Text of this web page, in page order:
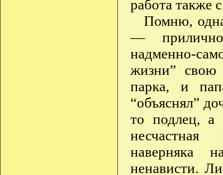
работа также
Помню,
— прилично
надменно-
жизни” свою
парка, и
“объяснял”
то подлец,
несчастная
наверняка
ненависти.